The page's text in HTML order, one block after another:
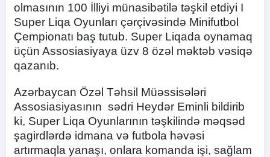
olmasının 100 İlliyi münasibətilə təşkil etdiyi I
Super Liqa Oyunları çərçivəsində Minifutbol
Çempionatı baş tutub. Super Liqada oynamaq
üçün Assosiasiyaya üzv 8 özəl məktəb vəsiqə
qazanıb.
Azərbaycan Özəl Təhsil Müəssisələri
Assosiasiyasının sədri Heydər Eminli bildirib
ki, Super Liqa Oyunlarının təşkilində məqsəd
şagirdlərdə idmana və futbola həvəsi
artırmaqla yanaşı, onlara komanda işi, sağlam